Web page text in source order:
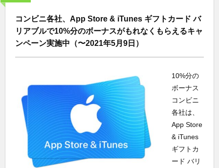
コンビニ各社、App Store & iTunes ギフトカード バ
リアブルで10%分のボーナスがもれなくもらえるキャ
ンペーン実施中（〜2021年5月9日）
10%分の
ボーナス
コンビニ
各社は、
App Store
& iTunes
ギフトカ
ード バリ